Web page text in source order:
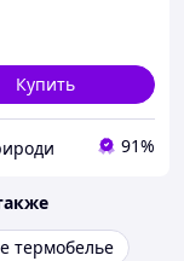
Купить
91%
термобелье